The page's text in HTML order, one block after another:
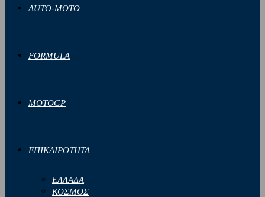
AUTO-MOTO
FORMULA
MOTOGP
ΕΠΙΚΑΙΡΟΤΗΤΑ
ΕΛΛΑΔΑ
ΚΟΣΜΟΣ